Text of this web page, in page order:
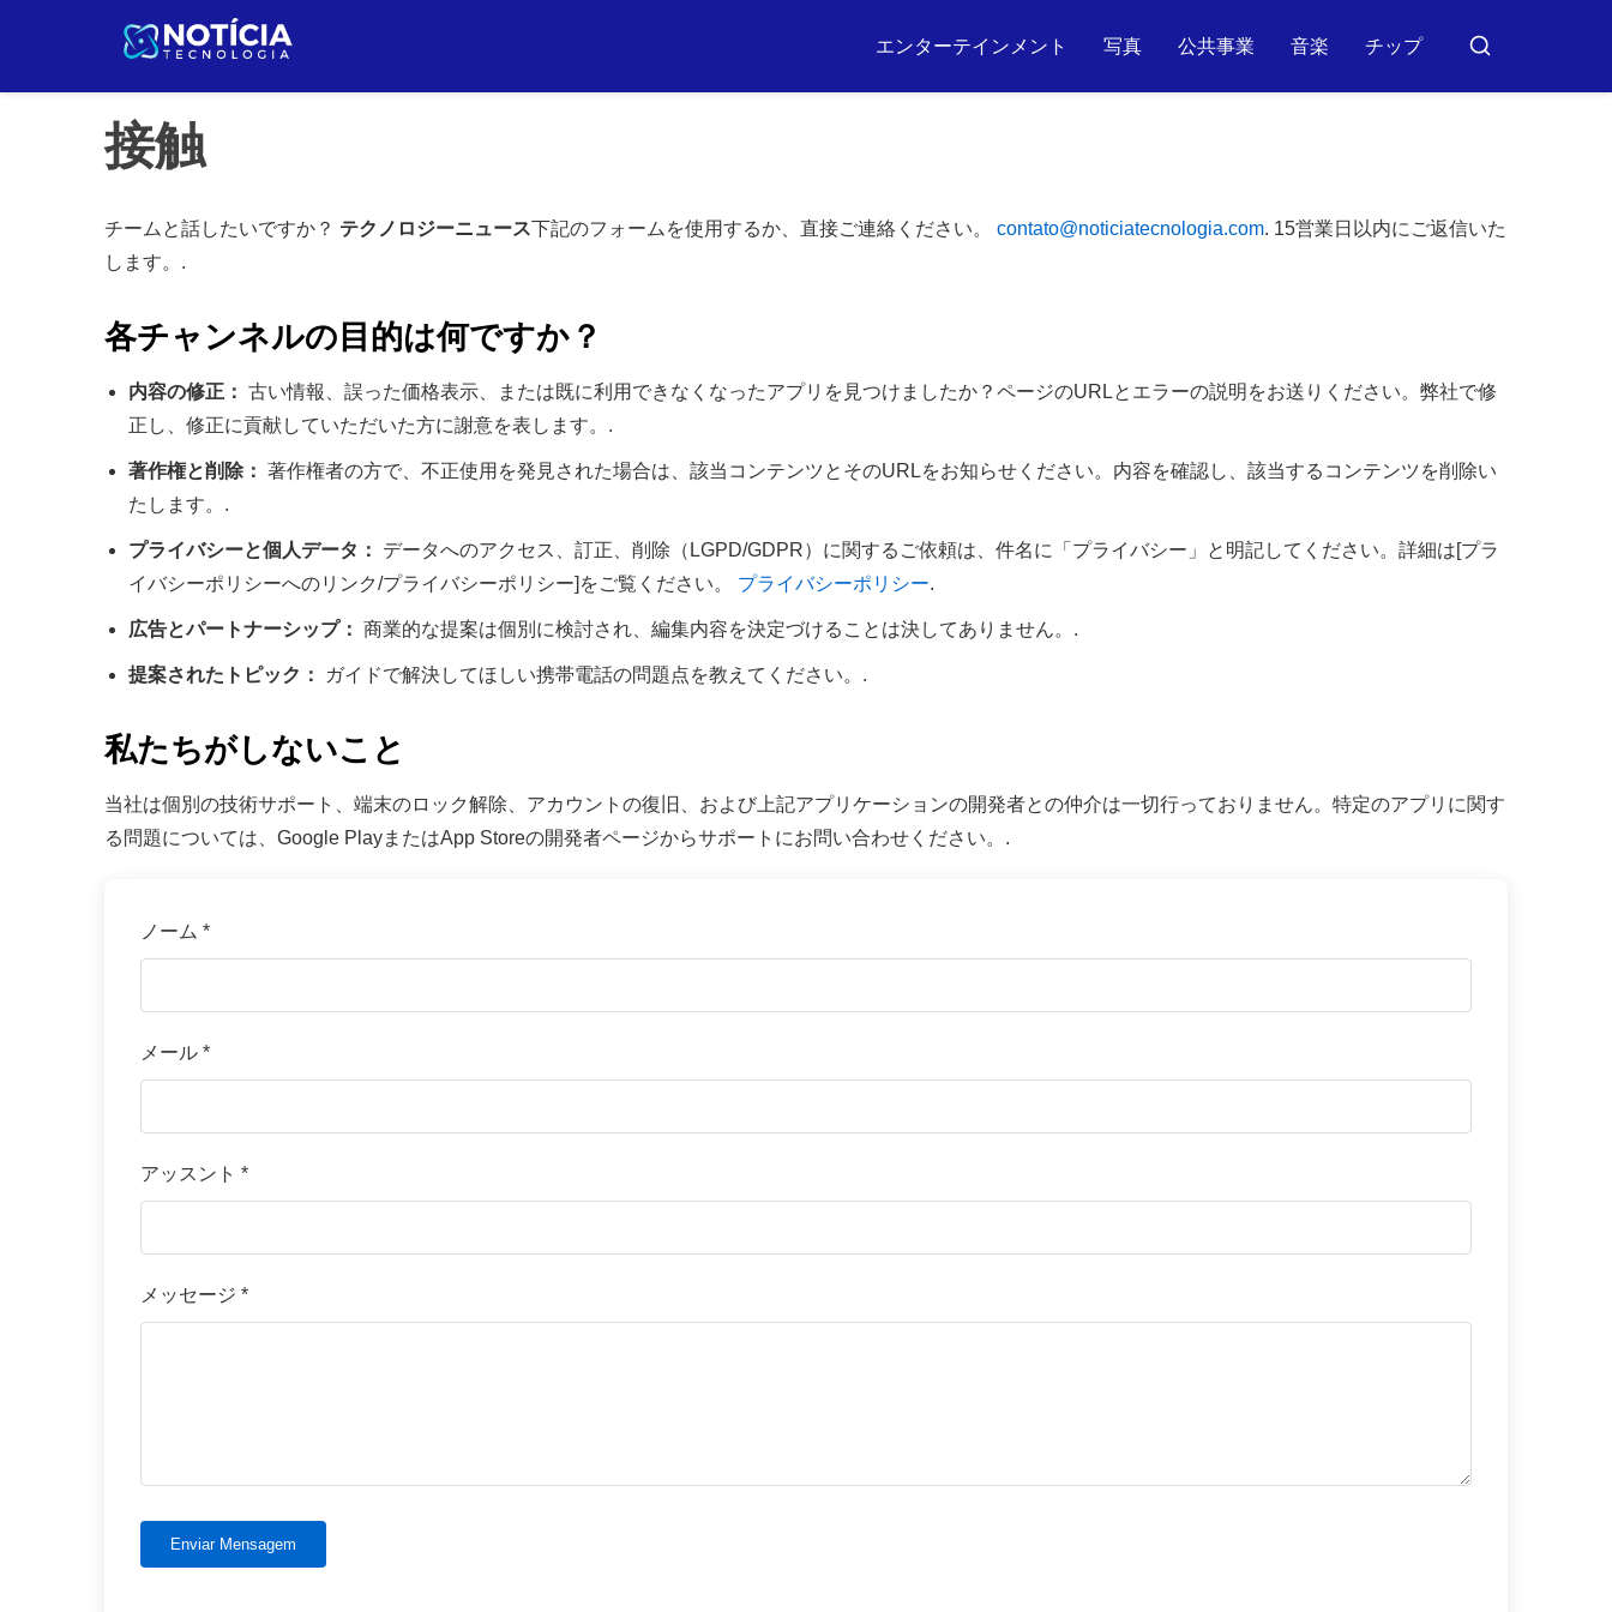
エンターテインメント 写真 公共事業 音楽 チップ
バ
カ
接触
チームと話したいですか？ テクノロジーニュース下記のフォームを使用するか、直接ご連絡ください。 contato@noticiatecnologia.com. 15営業日以内にご返信いた
します。.
各チャンネルの目的は何ですか？
内容の修正： 古い情報、誤った価格表示、または既に利用できなくなったアプリを見つけましたか？ページのURLとエラーの説明をお送りください。弊社で修
正し、修正に貢献していただいた方に謝意を表します。.
著作権と削除： 著作権者の方で、不正使用を発見された場合は、該当コンテンツとそのURLをお知らせください。内容を確認し、該当するコンテンツを削除い
たします。.
プライバシーと個人データ：
データへのアクセス、訂正、削除（LGPD/GDPR）に関するご依頼は、件名に「プライバシー」と明記してください。詳細は[プラ
イバシーポリシーへのリンク/プライバシーポリシー]をご覧ください。 プライバシーポリシー.
広告とパートナーシップ： 商業的な提案は個別に検討され、編集内容を決定づけることは決してありません。.
提案されたトピック： ガイドで解決してほしい携帯電話の問題点を教えてください。.
私たちがしないこと
当社は個別の技術サポート、端末のロック解除、アカウントの復旧、および上記アプリケーションの開発者との仲介は一切行っておりません。特定のアプリに関す
る問題については、Google PlayまたはApp Storeの開発者ページからサポートにお問い合わせください。.
ノーム *
メール *
アッスント *
メッセージ *
Enviar Mensagem